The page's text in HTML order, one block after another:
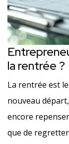
la rentrée ?
La rentrée est
nouveau
encore
que de